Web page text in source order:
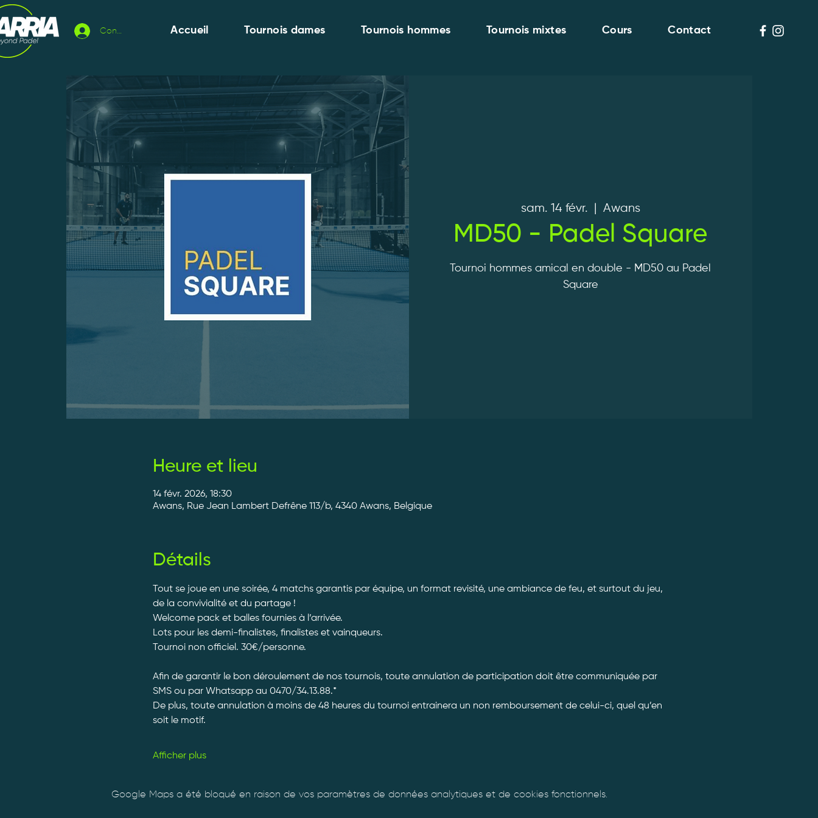
Connexion Accueil Tournois dames Tournois hommes Tournois mixtes Cours Contact
sam. 14 févr. Awans
MD50 - Padel Square
Tournoi hommes amical en double - MD50 au Padel
Square
Heure et lieu
14 févr. 2026, 18:30
Awans, Rue Jean Lambert Defrêne 113/b, 4340 Awans, Belgique
Détails
Tout se joue en une soirée, 4 matchs garantis par équipe, un format revisité, une ambiance de feu, et surtout du jeu,
de la convivialité et du partage !
Welcome pack et balles fournies à l’arrivée.
Lots pour les demi-finalistes, finalistes et vainqueurs.
Tournoi non officiel. 30€/personne.
Afin de garantir le bon déroulement de nos tournois, toute annulation de participation doit être communiquée par
SMS ou par Whatsapp au 0470/34.13.88.*
De plus, toute annulation à moins de 48 heures du tournoi entrainera un non remboursement de celui-ci, quel qu’en
soit le motif.
Afficher plus
Google Maps a été bloqué en raison de vos paramètres de données analytiques et de cookies fonctionnels.